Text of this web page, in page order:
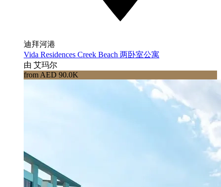
迪拜河港
Vida Residences Creek Beach 两卧室公寓
由 艾玛尔
from AED 90.0K